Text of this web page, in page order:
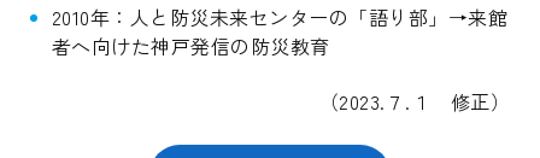
2010年：人と防災未来センターの「語り部」→来館
者へ向けた神戸発信の防災教育
（2023.７.１ 修正）